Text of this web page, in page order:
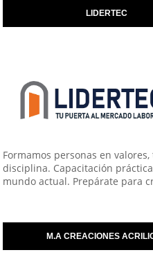
LIDERTEC
Formamos personas en valores,
disciplina. Capacitación
mundo actual. Prepárate para
M.A CREACIONES